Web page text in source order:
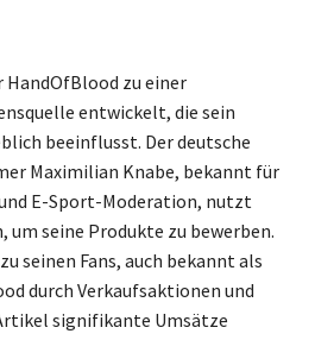
HandOfBlood zu einer
entwickelt, die sein
beeinflusst. Der deutsche
Maximilian Knabe, bekannt für
E-Sport-Moderation, nutzt
um seine Produkte zu bewerben.
seinen Fans, auch bekannt als
durch Verkaufsaktionen und
signifikante Umsätze